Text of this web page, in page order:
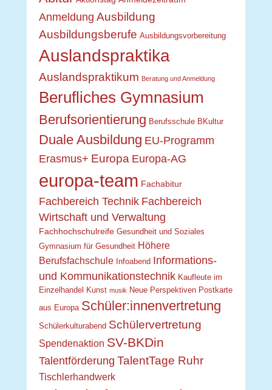
Anmeldung Ausbildung
Ausbildungsberufe Ausbildungsvorbereitung
Auslandspraktika
Auslandspraktikum Beratung und Anmeldung
Berufliches Gymnasium
Berufsorientierung Berufsschule BKultur
Duale Ausbildung EU-Programm
Erasmus+ Europa Europa-AG
europa-team Fachabitur
Fachbereich Technik Fachbereich
Wirtschaft und Verwaltung
Fachhochschulreife Gesundheit und Soziales
Gymnasium für Gesundheit Höhere
Berufsfachschule Infoabend Informations-
und Kommunikationstechnik Kaufleute im
Einzelhandel
Kunst musik Neue Perspektiven Postkarte
aus Europa Schüler:innenvertretung
Schülerkulturabend Schülervertretung
Spendenaktion SV-BKDin
Talentförderung TalentTage Ruhr
Tischlerhandwerk